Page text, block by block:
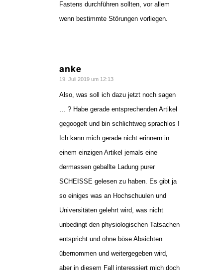
Fastens durchführen sollten, vor allem
wenn bestimmte Störungen vorliegen.
anke
sagte:
19. Juli 2019 um 12:13
Also, was soll ich dazu jetzt noch sagen
… ? Habe gerade entsprechenden Artikel
gegoogelt und bin schlichtweg sprachlos !
Ich kann mich gerade nicht erinnern in
einem einzigen Artikel jemals eine
dermassen geballte Ladung purer
SCHEISSE gelesen zu haben. Es gibt ja
so einiges was an Hochschuulen und
Universitäten gelehrt wird, was nicht
unbedingt den physiologischen Tatsachen
entspricht und ohne böse Absichten
übernommen und weitergegeben wird,
aber in diesem Fall interessiert mich doch